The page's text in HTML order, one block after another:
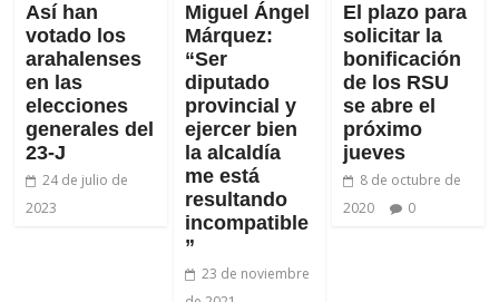
Así han
votado los
arahalenses
en las
elecciones
generales del
23-J
24 de julio de
2023
Miguel Ángel
Márquez:
“Ser
diputado
provincial y
ejercer bien
la alcaldía
me está
resultando
incompatible
”
23 de noviembre
El plazo para
solicitar la
bonificación
de los RSU
se abre el
próximo
jueves
8 de octubre de
2020
0